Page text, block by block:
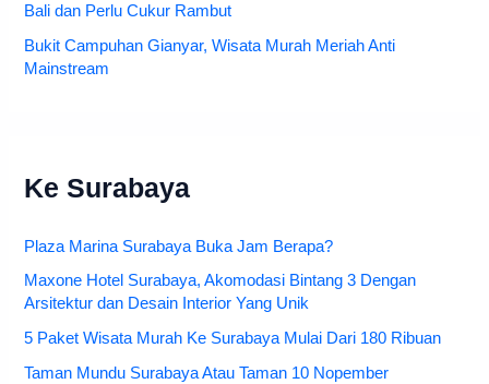
Bali dan Perlu Cukur Rambut
Bukit Campuhan Gianyar, Wisata Murah Meriah Anti
Mainstream
Ke Surabaya
Plaza Marina Surabaya Buka Jam Berapa?
Maxone Hotel Surabaya, Akomodasi Bintang 3 Dengan
Arsitektur dan Desain Interior Yang Unik
5 Paket Wisata Murah Ke Surabaya Mulai Dari 180 Ribuan
Taman Mundu Surabaya Atau Taman 10 Nopember